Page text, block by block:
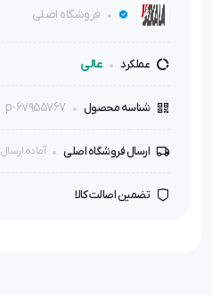
فروشگاه اصلی
عملکرد عالی
شناسه محصول p-67955767
ارسال فروشگاه اصلی آماده ارسال
تضمین اصالت کالا